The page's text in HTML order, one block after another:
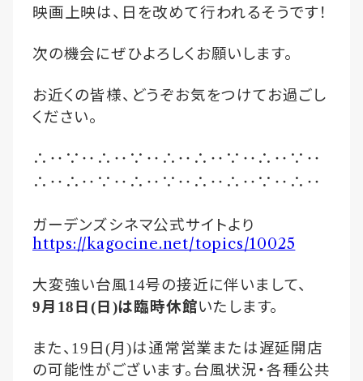
映画上映は、日を改めて行われるそうです！
次の機会にぜひよろしくお願いします。
お近くの皆様、どうぞお気をつけてお過ごし
ください。
∴ ‥ ∵ ‥ ∴ ‥ ∵ ‥ ∴ ‥ ∴ ‥ ∵ ‥ ∴ ‥ ∵ ‥
∴ ‥ ∴ ‥ ∵ ‥ ∴ ‥ ∵ ‥ ∴ ‥ ∴ ‥ ∵ ‥ ∴ ‥
ガーデンズシネマ公式サイトより
https://kagocine.net/topics/10025
大変強い台風14号の接近に伴いまして、
9月 18日(日)は臨時休館いたします。
また、 19 日(月)は通常営業または遅延開店
の可能性がございます。台風状況・各種公共